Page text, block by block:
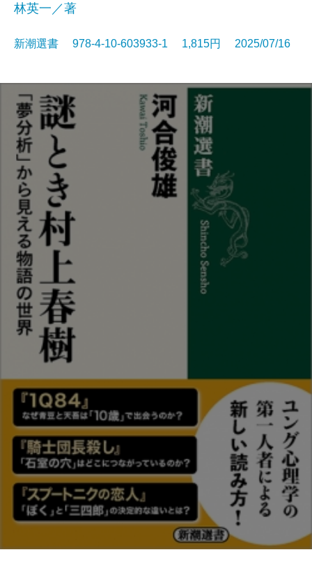
林英一／著
新潮選書 978-4-10-603933-1 1,815円 2025/07/16